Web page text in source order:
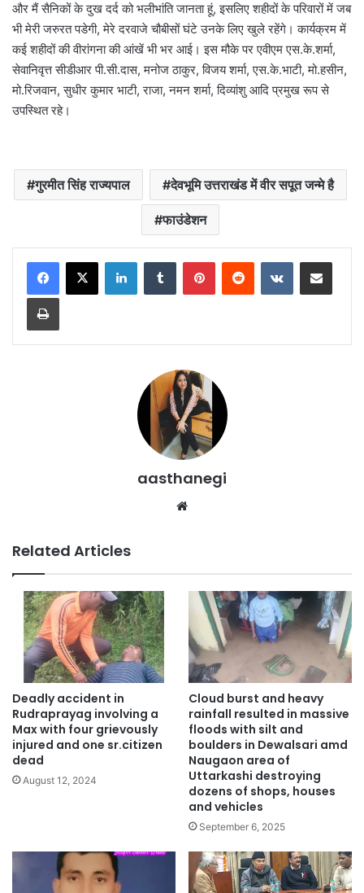
और मैं सैनिकों के दुख दर्द को भलीभांति जानता हूं, इसलिए शहीदों के परिवारों में जब
भी मेरी जरुरत पडेगी, मेरे दरवाजे चौबीसों घंटे उनके लिए खुले रहेंगे। कार्यक्रम में
कई शहीदों की वीरांगना की आंखें भी भर आई। इस मौके पर एवीएम एस.के.शर्मा,
सेवानिवृत्त सीडीआर पी.सी.दास, मनोज ठाकुर, विजय शर्मा, एस.के.भाटी, मो.हसीन,
मो.रिजवान, सुधीर कुमार भाटी, राजा, नमन शर्मा, दिव्यांशु आदि प्रमुख रूप से
उपस्थित रहे।
गुरमीत सिंह राज्यपाल देवभूमि उत्तराखंड में वीर सपूत जन्मे है
फाउंडेशन
LinkedInTumblr PinterestReddit VKontakteShare via Email
Print
aasthanegi
Related Articles
Deadly accident in
Rudraprayag involving a
Max with four grievously
injured and one sr.citizen
dead
August 12, 2024
Cloud burst and heavy
rainfall resulted in massive
floods with silt and
boulders in Dewalsari amd
Naugaon area of
Uttarkashi destroying
dozens of shops, houses
and vehicles
September 6, 2025